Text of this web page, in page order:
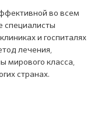
во всем
специалисты
и госпиталях
лечения,
мирового класса,
странах.